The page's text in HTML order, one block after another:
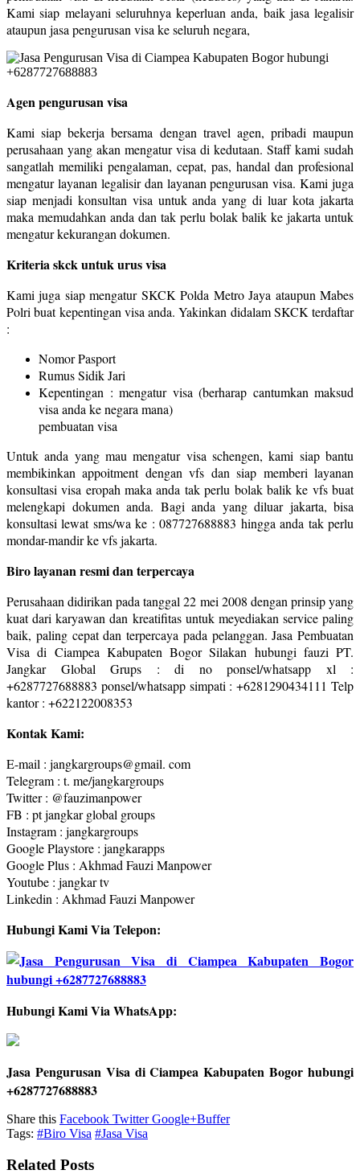
Kami siap melayani seluruhnya keperluan anda, baik jasa legalisir
ataupun jasa pengurusan visa ke seluruh negara,
Agen pengurusan visa
Kami siap bekerja bersama dengan travel agen, pribadi maupun
perusahaan yang akan mengatur visa di kedutaan. Staff kami sudah
sangatlah memiliki pengalaman, cepat, pas, handal dan profesional
mengatur layanan legalisir dan layanan pengurusan visa. Kami juga
siap menjadi konsultan visa untuk anda yang di luar kota jakarta
maka memudahkan anda dan tak perlu bolak balik ke jakarta untuk
mengatur kekurangan dokumen.
Kriteria skck untuk urus visa
Kami juga siap mengatur SKCK Polda Metro Jaya ataupun Mabes
Polri buat kepentingan visa anda. Yakinkan didalam SKCK terdaftar
:
Nomor Pasport
Rumus Sidik Jari
Kepentingan : mengatur visa (berharap cantumkan maksud
visa anda ke negara mana)
pembuatan visa
Untuk anda yang mau mengatur visa schengen, kami siap bantu
membikinkan appoitment dengan vfs dan siap memberi layanan
konsultasi visa eropah maka anda tak perlu bolak balik ke vfs buat
melengkapi dokumen anda. Bagi anda yang diluar jakarta, bisa
konsultasi lewat sms/wa ke : 087727688883 hingga anda tak perlu
mondar-mandir ke vfs jakarta.
Biro layanan resmi dan terpercaya
Perusahaan didirikan pada tanggal 22 mei 2008 dengan prinsip yang
kuat dari karyawan dan kreatifitas untuk meyediakan service paling
baik, paling cepat dan terpercaya pada pelanggan. Jasa Pembuatan
Visa di Ciampea Kabupaten Bogor Silakan hubungi fauzi PT.
Jangkar Global Grups : di no ponsel/whatsapp xl :
+6287727688883 ponsel/whatsapp simpati : +6281290434111 Telp
kantor : +622122008353
Kontak Kami:
E-mail : jangkargroups@gmail. com
Telegram : t. me/jangkargroups
Twitter : @fauzimanpower
FB : pt jangkar global groups
Instagram : jangkargroups
Google Playstore : jangkarapps
Google Plus : Akhmad Fauzi Manpower
Youtube : jangkar tv
Linkedin : Akhmad Fauzi Manpower
Hubungi Kami Via Telepon:
Hubungi Kami Via WhatsApp:
Jasa Pengurusan Visa di Ciampea Kabupaten Bogor hubungi
+6287727688883
Share this Facebook TwitterGoogle+Buffer
Tags: #Biro Visa #Jasa Visa
Related Posts